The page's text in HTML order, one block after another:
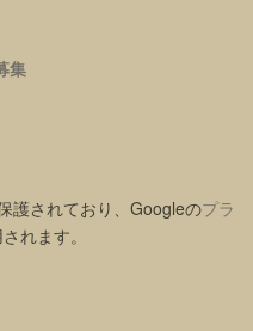
集
護されており、Googleのプラ
れます。